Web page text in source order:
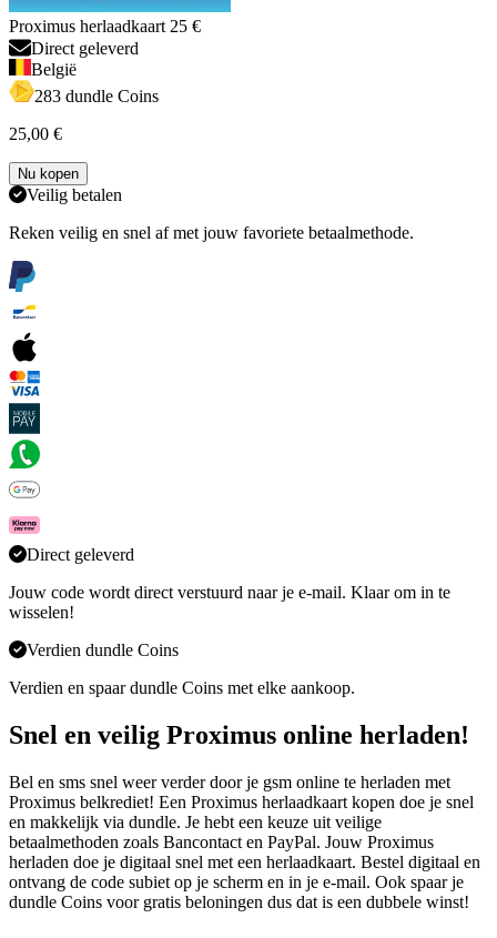
Proximus herlaadkaart 25 €
Direct geleverd
België
283 dundle Coins
25,00 €
Nu kopen
Veilig betalen
Reken veilig en snel af met jouw favoriete betaalmethode.
Direct geleverd
Jouw code wordt direct verstuurd naar je e-mail. Klaar om in te
wisselen!
Verdien dundle Coins
Verdien en spaar dundle Coins met elke aankoop.
Snel en veilig Proximus online herladen!
Bel en sms snel weer verder door je gsm online te herladen met
Proximus belkrediet! Een Proximus herlaadkaart kopen doe je snel
en makkelijk via dundle. Je hebt een keuze uit veilige
betaalmethoden zoals Bancontact en PayPal. Jouw Proximus
herladen doe je digitaal snel met een herlaadkaart. Bestel digitaal en
ontvang de code subiet op je scherm en in je e-mail. Ook spaar je
dundle Coins voor gratis beloningen dus dat is een dubbele winst!